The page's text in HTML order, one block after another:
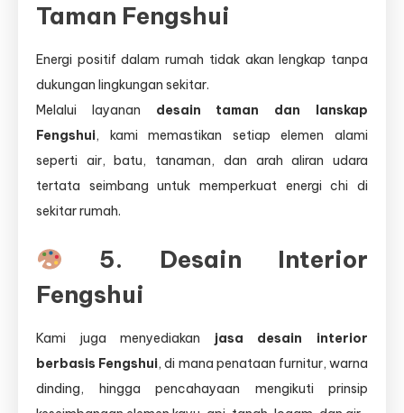
Taman Fengshui
Energi positif dalam rumah tidak akan lengkap tanpa
dukungan lingkungan sekitar.
Melalui layanan desain taman dan lanskap
Fengshui, kami memastikan setiap elemen alami
seperti air, batu, tanaman, dan arah aliran udara
tertata seimbang untuk memperkuat energi chi di
sekitar rumah.
5. Desain Interior
Fengshui
Kami juga menyediakan jasa desain interior
berbasis Fengshui, di mana penataan furnitur, warna
dinding, hingga pencahayaan mengikuti prinsip